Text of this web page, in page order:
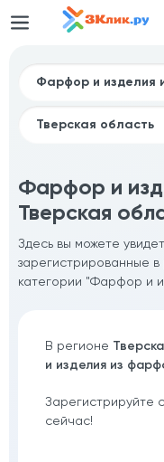
Фарфор и
Тверская
Здесь вы можете
зарегистрированные в
категории "Фарфор и
В регионе
и изделия из
Зарегистрируйте
сейчас!